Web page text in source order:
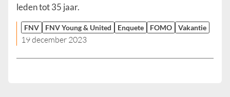
leden tot 35 jaar.
FNV FNV Young & United Enquete FOMO Vakantie
19 december 2023